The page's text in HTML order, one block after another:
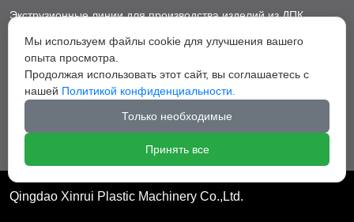
Экструзионные линии для производства изделий из ДПК
Экструзионные линии для производства пластиковых ковриков
Экструзионные линии для производства грануляторы
Вспомогательное оборудование
Qingdao Xinrui Plastic Machinery Co.,Ltd.
Мы используем файлы cookie для улучшения вашего
опыта просмотра.
Продолжая использовать этот сайт, вы соглашаетесь с
нашей Политикой конфиденциальности.
Только необходимые
Принять все